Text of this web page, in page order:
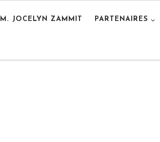
M. JOCELYN ZAMMIT PARTENAIRES